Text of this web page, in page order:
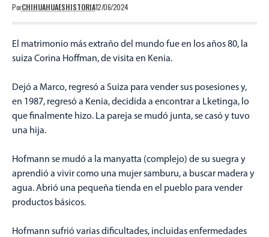
PorCHIHUAHUAESHISTORIA12/06/2024
El matrimonio más extraño del mundo fue en los años 80, la
suiza Corina Hoffman, de visita en Kenia.
Dejó a Marco, regresó a Suiza para vender sus posesiones y,
en 1987, regresó a Kenia, decidida a encontrar a Lketinga, lo
que finalmente hizo. La pareja se mudó junta, se casó y tuvo
una hija.
Hofmann se mudó a la manyatta (complejo) de su suegra y
aprendió a vivir como una mujer samburu, a buscar madera y
agua. Abrió una pequeña tienda en el pueblo para vender
productos básicos.
Hofmann sufrió varias dificultades, incluidas enfermedades